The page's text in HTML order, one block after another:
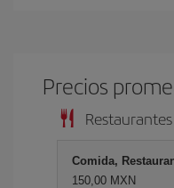
Precios
Restaurantes
Comida,
150,00 MXN